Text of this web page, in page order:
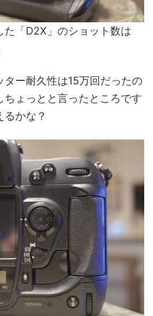
た「D2X」のショット数は
ー耐久性は15万回だったの
ちょっとと言ったところです
かな？